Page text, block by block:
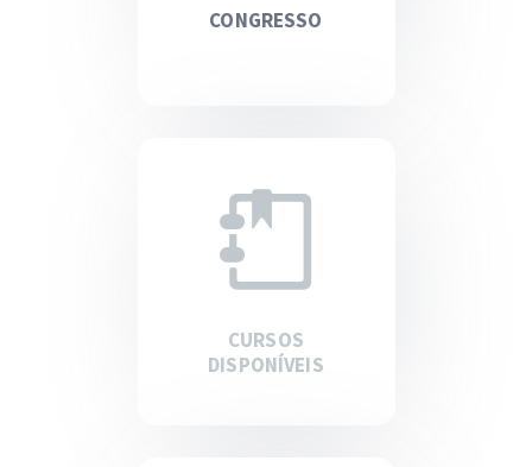
CONGRESSO
CURSOS
DISPONÍVEIS